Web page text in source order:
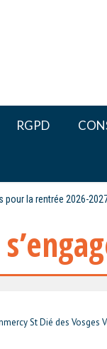
RGPD
la rentrée 2026-
St Dié des Vosges